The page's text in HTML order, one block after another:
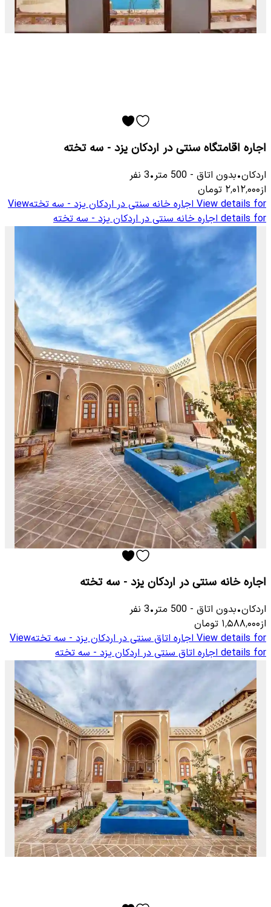
اجاره اقامتگاه سنتی در اردکان یزد - سه تخته
اردکان•بدون اتاق -
500 متر•
3 نفر
از۲٬۰۱۲٬۰۰۰ تومان
View details for اجاره خانه سنتی در اردکان یزد - سه تختهView
details for اجاره خانه سنتی در اردکان یزد - سه تخته
اجاره خانه سنتی در اردکان یزد - سه تخته
اردکان•بدون اتاق -
500 متر•
3 نفر
از۱٬۵۸۸٬۰۰۰ تومان
View details for اجاره اتاق سنتی در اردکان یزد - سه تختهView
details for اجاره اتاق سنتی در اردکان یزد - سه تخته